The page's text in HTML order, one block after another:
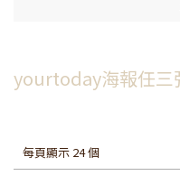
yourtoday海報任三
每頁顯示 24 個